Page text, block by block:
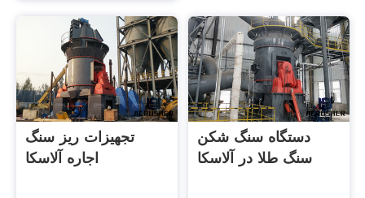
تجهیزات ریز سنگ
اجاره آلاسکا
دستگاه سنگ شکن
سنگ طلا در آلاسکا